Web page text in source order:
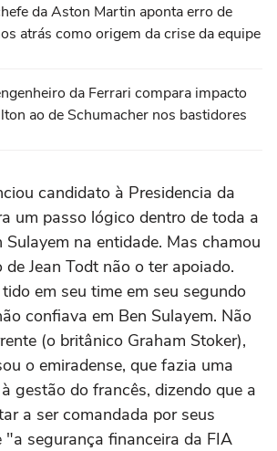
da Aston Martin aponta erro de
atrás como origem da crise da equipe
da Ferrari compara impacto
ao de Schumacher nos bastidores
candidato à Presidencia da
um passo lógico dentro de toda a
na entidade. Mas chamou
Jean Todt não o ter apoiado.
em seu time em seu segundo
confiava em Ben Sulayem. Não
(o britânico Graham Stoker),
o emiradense, que fazia uma
gestão do francês, dizendo que a
a ser comandada por seus
"a segurança financeira da FIA